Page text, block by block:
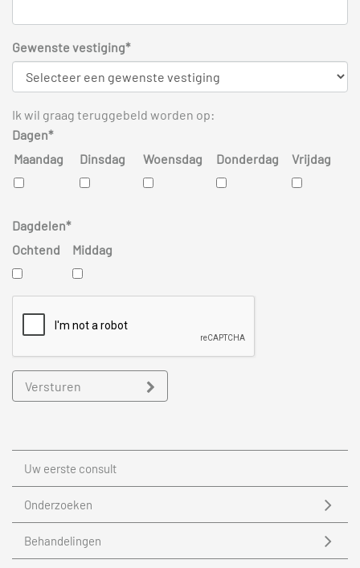
Uw eerste consult
Onderzoeken
Behandelingen
Gewenste vestiging*
Ik wil graag teruggebeld worden op:
Dagen*
Maandag
Dinsdag Woensdag Donderdag Vrijdag
Dagdelen*
Ochtend
Middag
Versturen